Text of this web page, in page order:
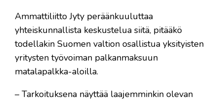
Ammattiliitto Jyty peräänkuuluttaa
yhteiskunnallista keskustelua siitä, pitääkö
todellakin Suomen valtion osallistua yksityisten
yritysten työvoiman palkanmaksuun
matalapalkka-aloilla.
– Tarkoituksena näyttää laajemminkin olevan